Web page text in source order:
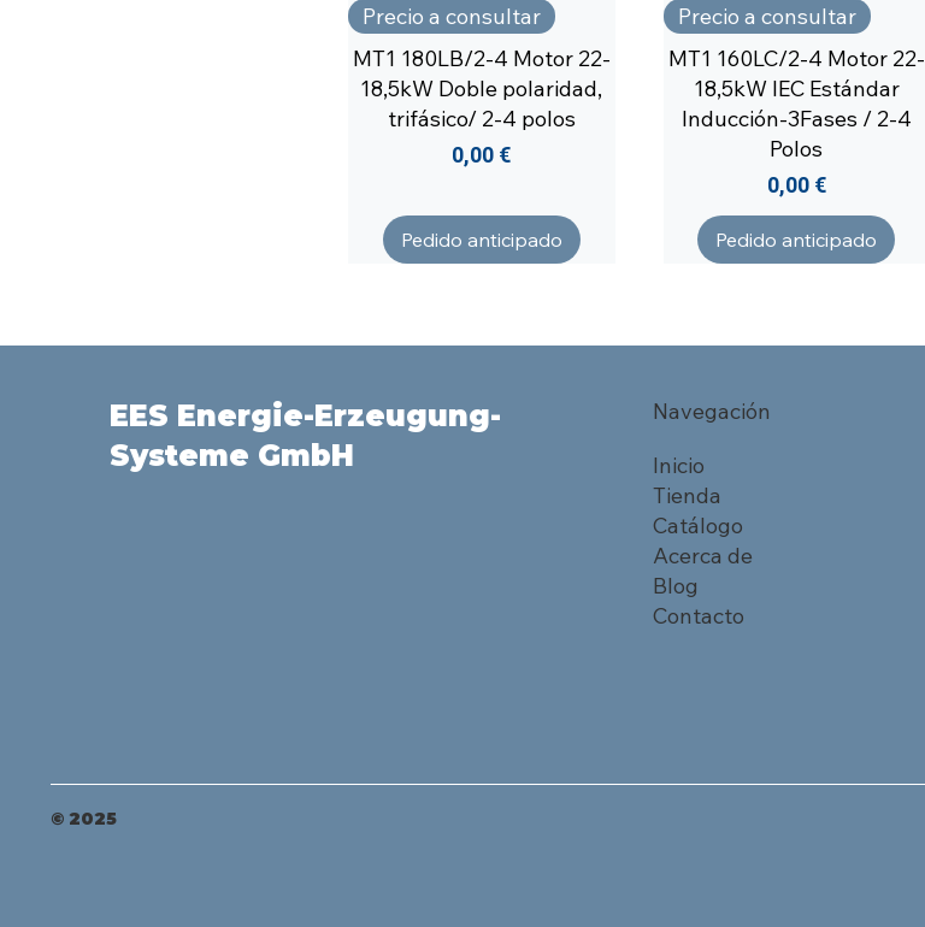
Precio a consultar
MT1 180LB/2-4 Motor 22-
18,5kW Doble polaridad,
trifásico/ 2-4 polos
Precio
0,00 €
Pedido anticipado
Precio a consultar
MT1 160LC/2-4 Motor 22-
18,5kW IEC Estándar
Inducción-3Fases / 2-4
Polos
Precio
0,00 €
Pedido anticipado
EES Energie-Erzeugung-
Systeme GmbH
Navegación
Inicio
Tienda
Catálogo
Acerca de
Blog
Contacto
© 2025